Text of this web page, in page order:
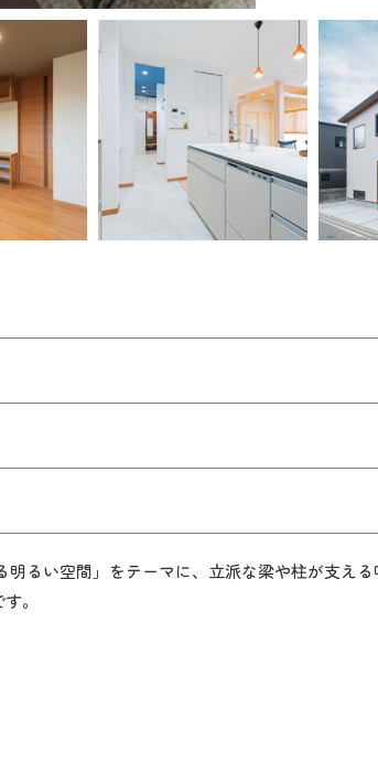
るい空間」をテーマに、立派な梁や柱が支え
。